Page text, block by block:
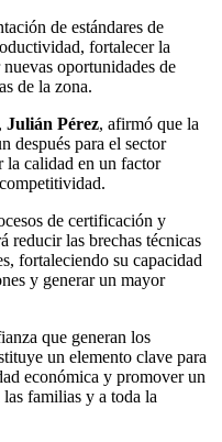
de estándares de
fortalecer la
oportunidades de
de la zona.
Julián Pérez, afirmó que la
después para el sector
la calidad en un factor
de certificación y
reducir las brechas técnicas
fortaleciendo su capacidad
y generar un mayor
que generan los
un elemento clave para
económica y promover un
familias y a toda la